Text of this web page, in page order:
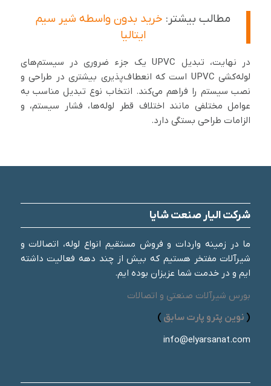
مطالب بیشتر: خرید بدون واسطه شیر سیم
ایتالیا
در نهایت، تبدیل UPVC یک جزء ضروری در سیستم‌های
لوله‌کشی UPVC است که انعطاف‌پذیری بیشتری در طراحی و
نصب سیستم را فراهم می‌کند. انتخاب نوع تبدیل مناسب به
عوامل مختلفی مانند اختلاف قطر لوله‌ها، فشار سیستم، و
الزامات طراحی بستگی دارد.
شرکت الیار صنعت شایا
ما در زمینه واردات و فروش مستقیم انواع لوله، اتصالات و
شیرآلات مفتخر هستیم که بیش از چند دهه فعالیت داشته
ایم و در خدمت شما عزیزان بوده ایم.
بورس شیرآلات صنعتی و اتصالات
( نوین پترو پارت سابق )
info@elyarsanat.com